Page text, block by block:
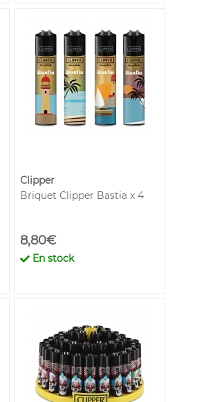
Clipper
Briquet Clipper Bastia x 4
8,80€
En stock